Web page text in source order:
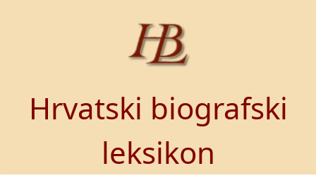
Hrvatski biografski
leksikon